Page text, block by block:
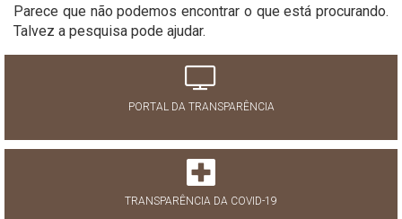
Parece que não podemos encontrar o que está procurando.
Talvez a pesquisa pode ajudar.
PORTAL DA TRANSPARÊNCIA
TRANSPARÊNCIA DA COVID-19